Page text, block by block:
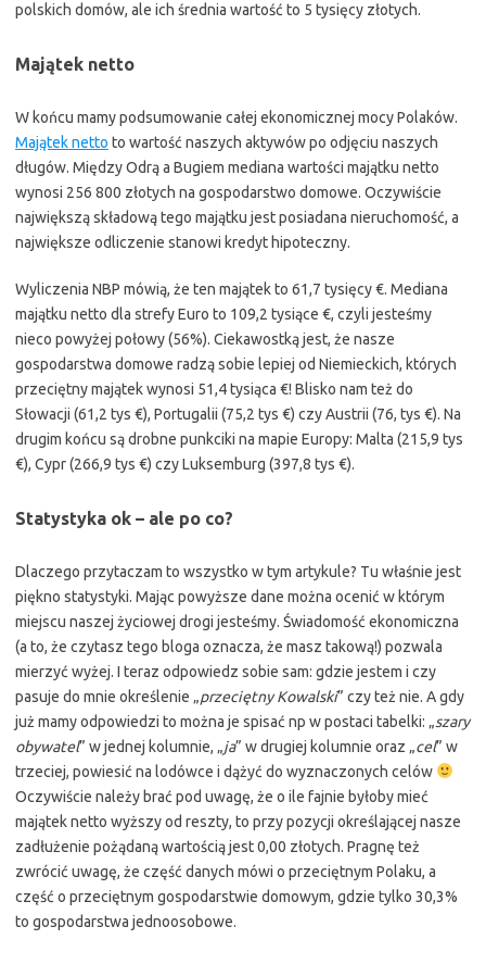
polskich domów, ale ich średnia wartość to 5 tysięcy złotych.
Majątek netto
W końcu mamy podsumowanie całej ekonomicznej mocy Polaków.
Majątek netto to wartość naszych aktywów po odjęciu naszych
długów. Między Odrą a Bugiem mediana wartości majątku netto
wynosi 256 800 złotych na gospodarstwo domowe. Oczywiście
największą składową tego majątku jest posiadana nieruchomość, a
największe odliczenie stanowi kredyt hipoteczny.
Wyliczenia NBP mówią, że ten majątek to 61,7 tysięcy €. Mediana
majątku netto dla strefy Euro to 109,2 tysiące €, czyli jesteśmy
nieco powyżej połowy (56%). Ciekawostką jest, że nasze
gospodarstwa domowe radzą sobie lepiej od Niemieckich, których
przeciętny majątek wynosi 51,4 tysiąca €! Blisko nam też do
Słowacji (61,2 tys €), Portugalii (75,2 tys €) czy Austrii (76, tys €). Na
drugim końcu są drobne punkciki na mapie Europy: Malta (215,9 tys
€), Cypr (266,9 tys €) czy Luksemburg (397,8 tys €).
Statystyka ok – ale po co?
Dlaczego przytaczam to wszystko w tym artykule? Tu właśnie jest
piękno statystyki. Mając powyższe dane można ocenić w którym
miejscu naszej życiowej drogi jesteśmy. Świadomość ekonomiczna
(a to, że czytasz tego bloga oznacza, że masz takową!) pozwala
mierzyć wyżej. I teraz odpowiedz sobie sam: gdzie jestem i czy
pasuje do mnie określenie „przeciętny Kowalski” czy też nie. A gdy
już mamy odpowiedzi to można je spisać np w postaci tabelki: „szary
obywatel” w jednej kolumnie, „ja” w drugiej kolumnie oraz „cel” w
trzeciej, powiesić na lodówce i dążyć do wyznaczonych celów
Oczywiście należy brać pod uwagę, że o ile fajnie byłoby mieć
majątek netto wyższy od reszty, to przy pozycji określającej nasze
zadłużenie pożądaną wartością jest 0,00 złotych. Pragnę też
zwrócić uwagę, że część danych mówi o przeciętnym Polaku, a
część o przeciętnym gospodarstwie domowym, gdzie tylko 30,3%
to gospodarstwa jednoosobowe.